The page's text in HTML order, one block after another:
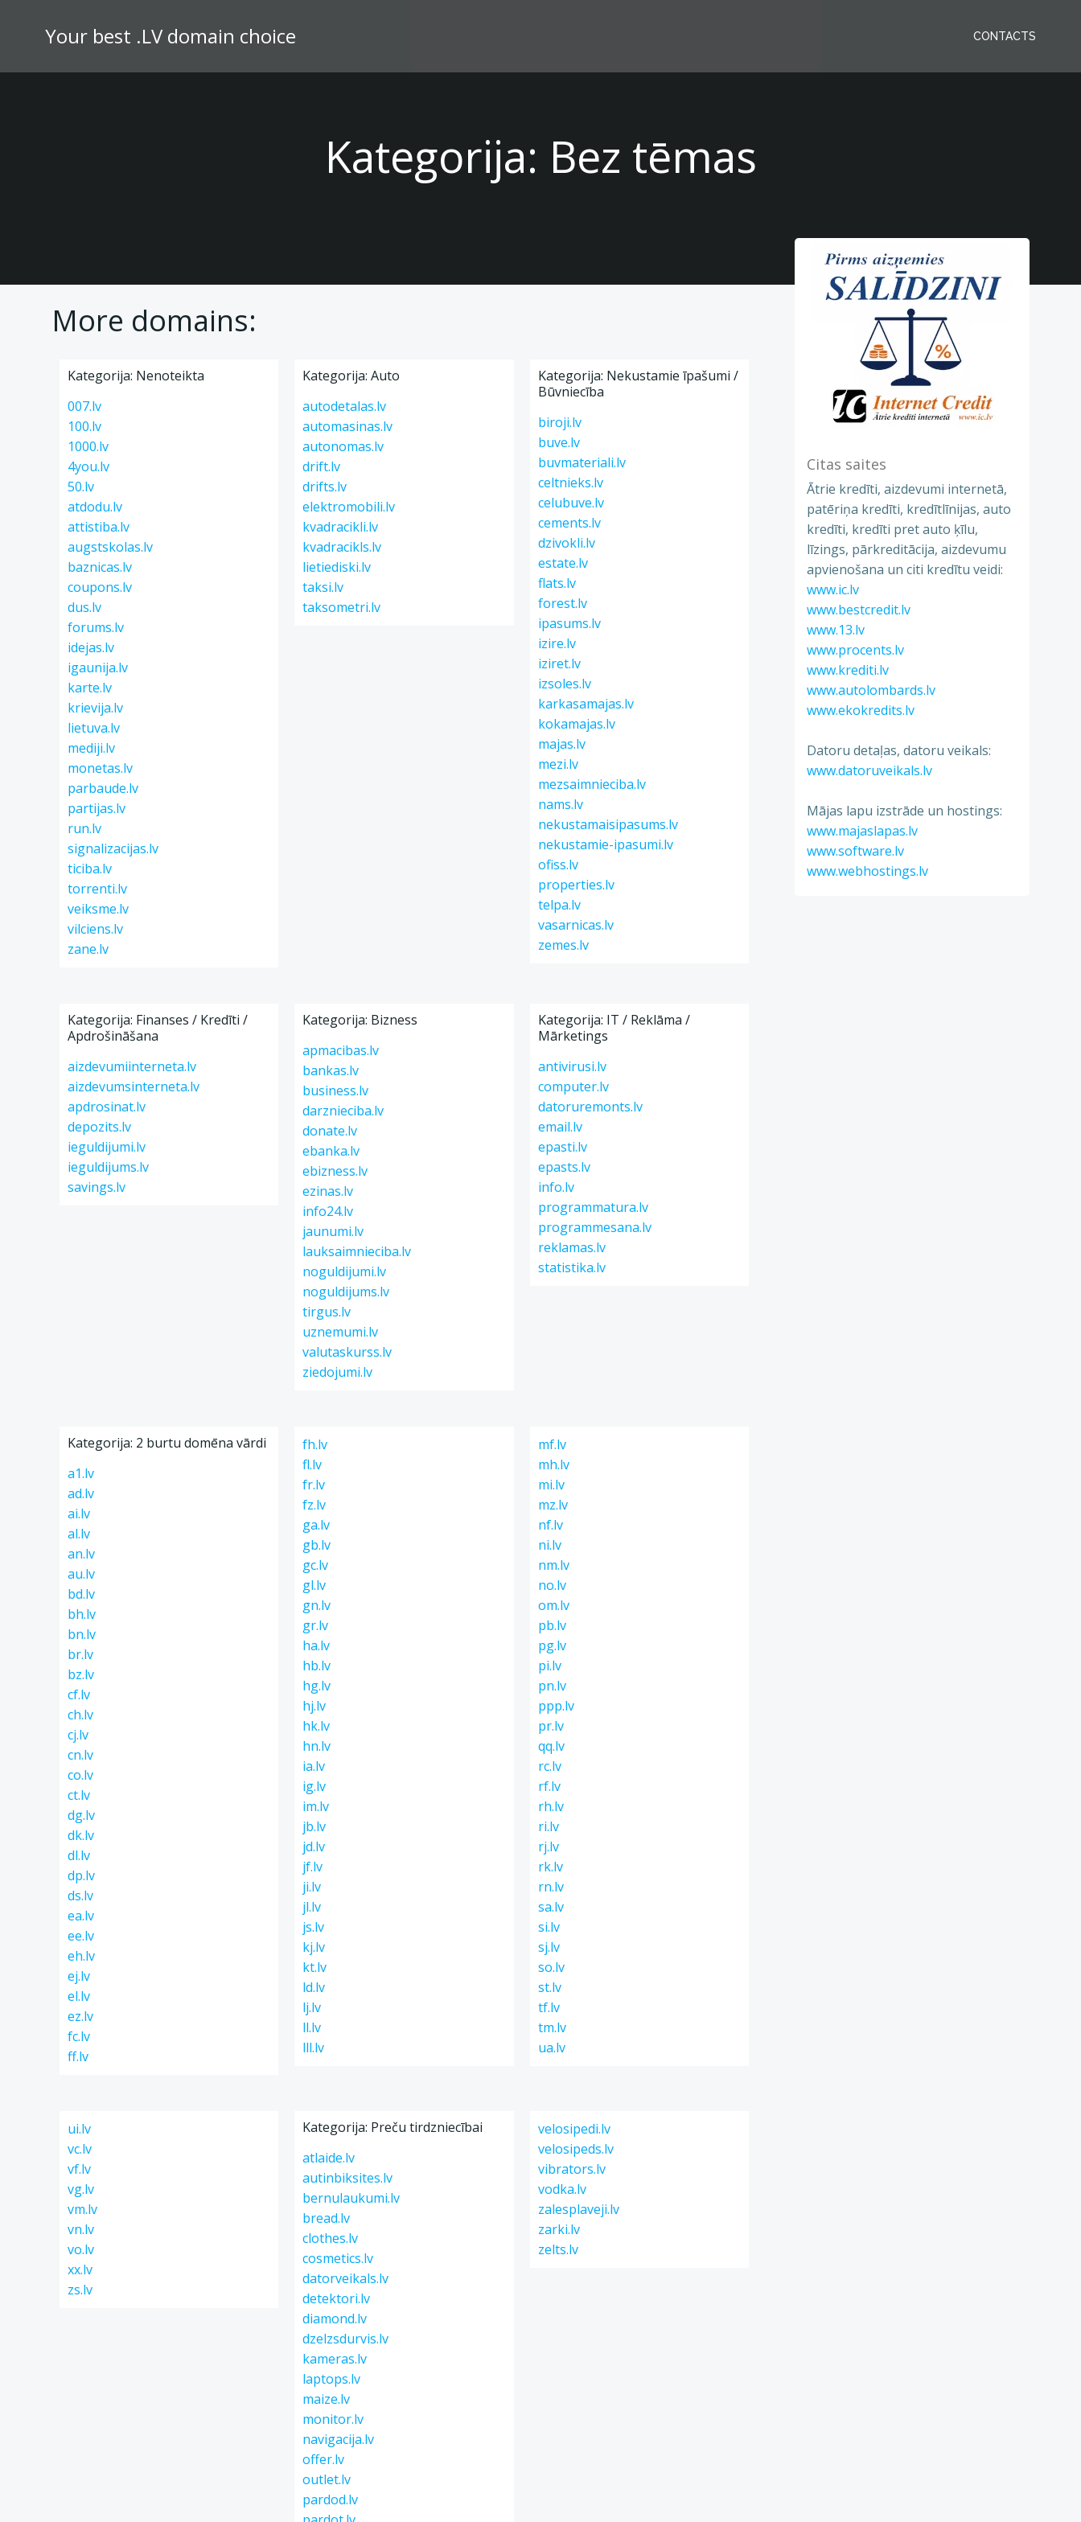
Your best .LV domain choice CONTACTS
Kategorija: Bez tēmas
More domains:
Kategorija: Nenoteikta
007.lv
100.lv
1000.lv
4you.lv
50.lv
atdodu.lv
attistiba.lv
augstskolas.lv
baznicas.lv
coupons.lv
dus.lv
forums.lv
idejas.lv
igaunija.lv
karte.lv
krievija.lv
lietuva.lv
mediji.lv
monetas.lv
parbaude.lv
partijas.lv
run.lv
signalizacijas.lv
ticiba.lv
torrenti.lv
veiksme.lv
vilciens.lv
zane.lv
Kategorija: Auto
autodetalas.lv
automasinas.lv
autonomas.lv
drift.lv
drifts.lv
elektromobili.lv
kvadracikli.lv
kvadracikls.lv
lietiediski.lv
taksi.lv
taksometri.lv
Kategorija: Nekustamie īpašumi /
Būvniecība
biroji.lv
buve.lv
buvmateriali.lv
celtnieks.lv
celubuve.lv
cements.lv
dzivokli.lv
estate.lv
flats.lv
forest.lv
ipasums.lv
izire.lv
iziret.lv
izsoles.lv
karkasamajas.lv
kokamajas.lv
majas.lv
mezi.lv
mezsaimnieciba.lv
nams.lv
nekustamaisipasums.lv
nekustamie-ipasumi.lv
ofiss.lv
properties.lv
telpa.lv
vasarnicas.lv
zemes.lv
Kategorija: Finanses / Kredīti /
Apdrošināšana
aizdevumiinterneta.lv
aizdevumsinterneta.lv
apdrosinat.lv
depozits.lv
ieguldijumi.lv
ieguldijums.lv
savings.lv
Kategorija: Bizness
apmacibas.lv
bankas.lv
business.lv
darznieciba.lv
donate.lv
ebanka.lv
ebizness.lv
ezinas.lv
info24.lv
jaunumi.lv
lauksaimnieciba.lv
noguldijumi.lv
noguldijums.lv
tirgus.lv
uznemumi.lv
valutaskurss.lv
ziedojumi.lv
Kategorija: IT / Reklāma /
Mārketings
antivirusi.lv
computer.lv
datoruremonts.lv
email.lv
epasti.lv
epasts.lv
info.lv
programmatura.lv
programmesana.lv
reklamas.lv
statistika.lv
Kategorija: 2 burtu domēna vārdi
a1.lv
ad.lv
ai.lv
al.lv
an.lv
au.lv
bd.lv
bh.lv
bn.lv
br.lv
bz.lv
cf.lv
ch.lv
cj.lv
cn.lv
co.lv
ct.lv
dg.lv
dk.lv
dl.lv
dp.lv
ds.lv
ea.lv
ee.lv
eh.lv
ej.lv
el.lv
ez.lv
fc.lv
ff.lv
fh.lv
fl.lv
fr.lv
fz.lv
ga.lv
gb.lv
gc.lv
gl.lv
gn.lv
gr.lv
ha.lv
hb.lv
hg.lv
hj.lv
hk.lv
hn.lv
ia.lv
ig.lv
im.lv
jb.lv
jd.lv
jf.lv
ji.lv
jl.lv
js.lv
kj.lv
kt.lv
ld.lv
lj.lv
ll.lv
lll.lv
mf.lv
mh.lv
mi.lv
mz.lv
nf.lv
ni.lv
nm.lv
no.lv
om.lv
pb.lv
pg.lv
pi.lv
pn.lv
ppp.lv
pr.lv
qq.lv
rc.lv
rf.lv
rh.lv
ri.lv
rj.lv
rk.lv
rn.lv
sa.lv
si.lv
sj.lv
so.lv
st.lv
tf.lv
tm.lv
ua.lv
ui.lv
vc.lv
vf.lv
vg.lv
vm.lv
vn.lv
vo.lv
xx.lv
zs.lv
Kategorija: Preču tirdzniecībai
atlaide.lv
autinbiksites.lv
bernulaukumi.lv
bread.lv
clothes.lv
cosmetics.lv
datorveikals.lv
detektori.lv
diamond.lv
dzelzsdurvis.lv
kameras.lv
laptops.lv
maize.lv
monitor.lv
navigacija.lv
offer.lv
outlet.lv
pardod.lv
velosipedi.lv
velosipeds.lv
vibrators.lv
vodka.lv
zalesplaveji.lv
zarki.lv
zelts.lv
Citas saites
Ātrie kredīti, aizdevumi internetā,
patēriņa kredīti, kredītlīnijas, auto
kredīti, kredīti pret auto ķīlu,
līzings, pārkreditācija, aizdevumu
apvienošana un citi kredītu veidi:
www.ic.lv
www.bestcredit.lv
www.13.lv
www.procents.lv
www.krediti.lv
www.autolombards.lv
www.ekokredits.lv
Datoru detaļas, datoru veikals:
www.datoruveikals.lv
Mājas lapu izstrāde un hostings:
www.majaslapas.lv
www.software.lv
www.webhostings.lv